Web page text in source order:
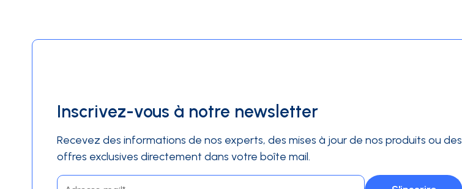
Inscrivez-vous à notre newsletter
Recevez des informations de nos experts, des mises à jour de nos produits ou des
offres exclusives directement dans votre boîte mail.